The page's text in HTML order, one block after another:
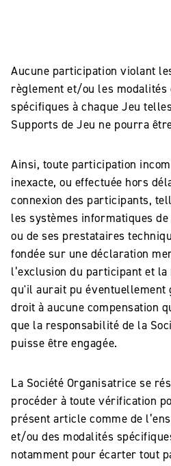
Aucune participation violant
règlement et/ou les modalités
spécifiques à chaque Jeu
Supports de Jeu ne pourra
Ainsi, toute participation
inexacte, ou effectuée hors
connexion des participants,
les systèmes informatiques
ou de ses prestataires
fondée sur une déclaration
l’exclusion du participant et
qu'il aurait pu éventuellement
droit à aucune compensation
que la responsabilité de la
puisse être engagée.
La Société Organisatrice se
procéder à toute vérification
présent article comme de
et/ou des modalités
notamment pour écarter tout